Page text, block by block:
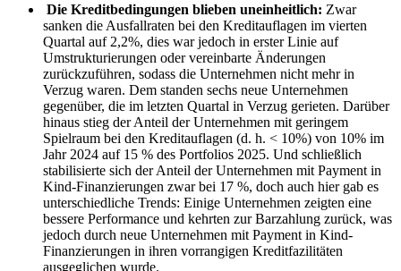
Die Kreditbedingungen blieben uneinheitlich: Zwar
sanken die Ausfallraten bei den Kreditauflagen im vierten
Quartal auf 2,2%, dies war jedoch in erster Linie auf
Umstrukturierungen oder vereinbarte Änderungen
zurückzuführen, sodass die Unternehmen nicht mehr in
Verzug waren. Dem standen sechs neue Unternehmen
gegenüber, die im letzten Quartal in Verzug gerieten. Darüber
hinaus stieg der Anteil der Unternehmen mit geringem
Spielraum bei den Kreditauflagen (d. h. < 10%) von 10% im
Jahr 2024 auf 15 % des Portfolios 2025. Und schließlich
stabilisierte sich der Anteil der Unternehmen mit Payment in
Kind-Finanzierungen zwar bei 17 %, doch auch hier gab es
unterschiedliche Trends: Einige Unternehmen zeigten eine
bessere Performance und kehrten zur Barzahlung zurück, was
jedoch durch neue Unternehmen mit Payment in Kind-
Finanzierungen in ihren vorrangigen Kreditfazilitäten
ausgeglichen wurde.